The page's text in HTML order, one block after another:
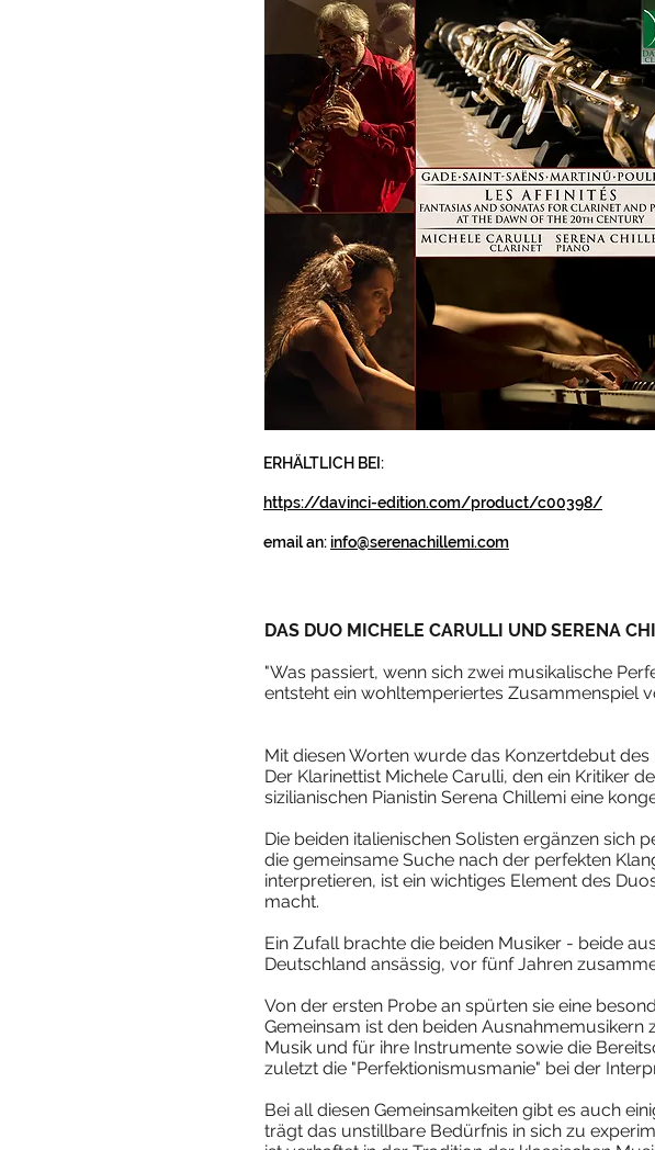
ERHÄLTLICH BEI:
https://davinci-edition.com/product/c00398/
email an: info@serenachillemi.com
DAS DUO MICHELE CARULLI UND SERENA
"Was passiert, wenn sich zwei musikalische
entsteht ein wohltemperiertes Zusammenspiel
Mit diesen Worten wurde das Konzertdebut
Der Klarinettist Michele Carulli, den ein Kritiker
sizilianischen Pianistin Serena Chillemi eine
Die beiden italienischen Solisten ergänzen sich
die gemeinsame Suche nach der perfekten
interpretieren, ist ein wichtiges Element des
macht.
Ein Zufall brachte die beiden Musiker - beide
Deutschland ansässig, vor fünf Jahren
Von der ersten Probe an spürten sie eine
Gemeinsam ist den beiden
Musik und für ihre Instrumente sowie die
zuletzt die "Perfektionismusmanie" bei der
Bei all diesen Gemeinsamkeiten gibt es auch
trägt das unstillbare Bedürfnis in sich zu